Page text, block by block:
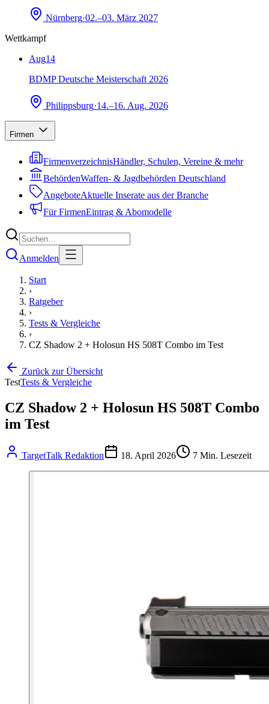
Nürnberg·02.–03. März 2027
Wettkampf
Aug14
BDMP Deutsche Meisterschaft 2026
Philippsburg·14.–16. Aug. 2026
Firmen
FirmenverzeichnisHändler, Schulen, Vereine & mehr
BehördenWaffen- & Jagdbehörden Deutschland
AngeboteAktuelle Inserate aus der Branche
Für FirmenEintrag & Abomodelle
Anmelden
Start
›
Ratgeber
›
Tests & Vergleiche
›
CZ Shadow 2 + Holosun HS 508T Combo im Test
Zurück zur Übersicht
TestTests & Vergleiche
CZ Shadow 2 + Holosun HS 508T Combo
im Test
TargetTalk Redaktion 18. April 2026 7 Min. Lesezeit